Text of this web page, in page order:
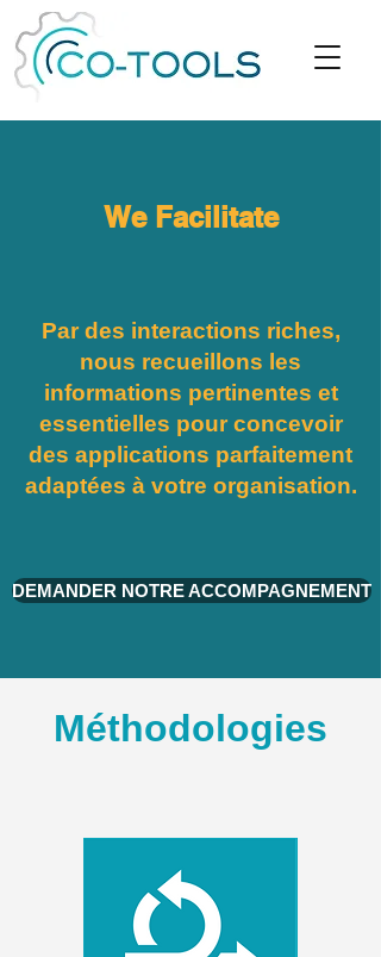
We Facilitate
Par des interactions riches,
nous recueillons les
informations pertinentes et
essentielles pour concevoir
des applications parfaitement
adaptées à votre organisation.
DEMANDER NOTRE ACCOMPAGNEMENT
Méthodologies